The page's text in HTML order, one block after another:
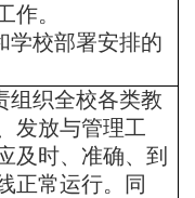
作。
学校部署安排的
组织全校各类教
发放与管理工
及时、准确、到
正常运行。同